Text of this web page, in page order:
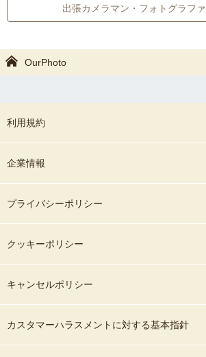
出張カメラマン・フォトグラフ
OurPhoto
利用規約
企業情報
プライバシーポリシー
クッキーポリシー
キャンセルポリシー
カスタマーハラスメントに対する基本指針